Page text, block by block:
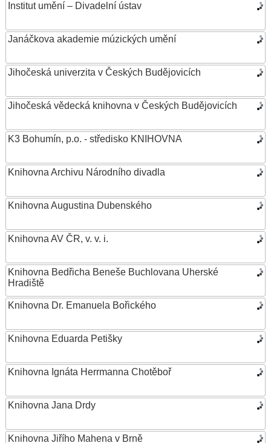
Institut umění – Divadelní ústav
Janáčkova akademie múzických umění
Jihočeská univerzita v Českých Budějovicích
Jihočeská vědecká knihovna v Českých Budějovicích
K3 Bohumín, p.o. - středisko KNIHOVNA
Knihovna Archivu Národního divadla
Knihovna Augustina Dubenského
Knihovna AV ČR, v. v. i.
Knihovna Bedřicha Beneše Buchlovana Uherské
Hradiště
Knihovna Dr. Emanuela Bořického
Knihovna Eduarda Petišky
Knihovna Ignáta Herrmanna Chotěboř
Knihovna Jana Drdy
Knihovna Jiřího Mahena v Brně